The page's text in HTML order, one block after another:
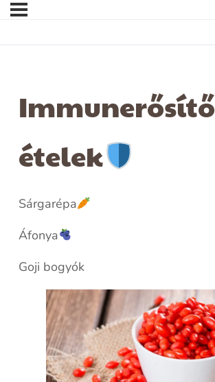
Immunerősítő
ételek
Sárgarépa
Áfonya
Goji bogyók